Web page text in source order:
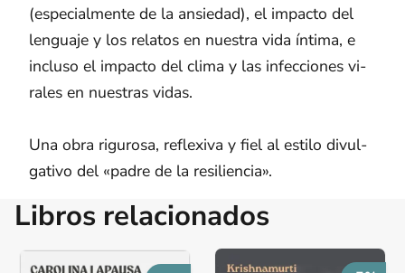
(es­pe­cial­men­te de la an­sie­dad), el im­pac­to del
len­gua­je y los re­la­tos en nues­tra vida ín­ti­ma, e
in­clu­so el im­pac­to del clima y las in­fec­cio­nes vi­
ra­les en nues­tras vidas.
Una obra ri­gu­ro­sa, re­fle­xi­va y fiel al es­ti­lo di­vul­
ga­ti­vo del «padre de la re­si­lien­cia».
Libros relacionados